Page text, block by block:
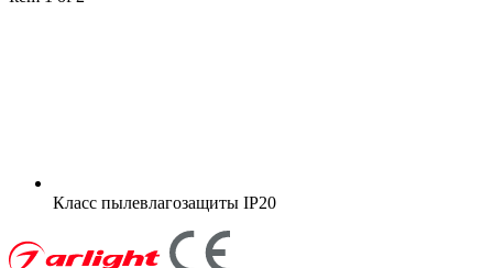
Класс пылевлагозащиты IP20